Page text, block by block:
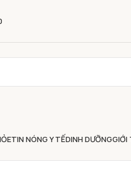
TIN NÓNG Y TẾDINH DƯỠNGGIỚI